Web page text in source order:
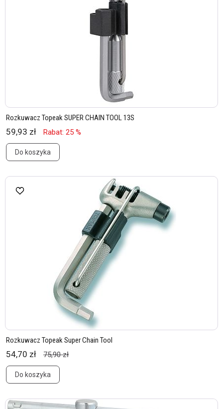
Rozkuwacz Topeak SUPER CHAIN TOOL 13S
59,93 zł Rabat: 25 %
Do koszyka
Rozkuwacz Topeak Super Chain Tool
54,70 zł 75,90 zł
Do koszyka